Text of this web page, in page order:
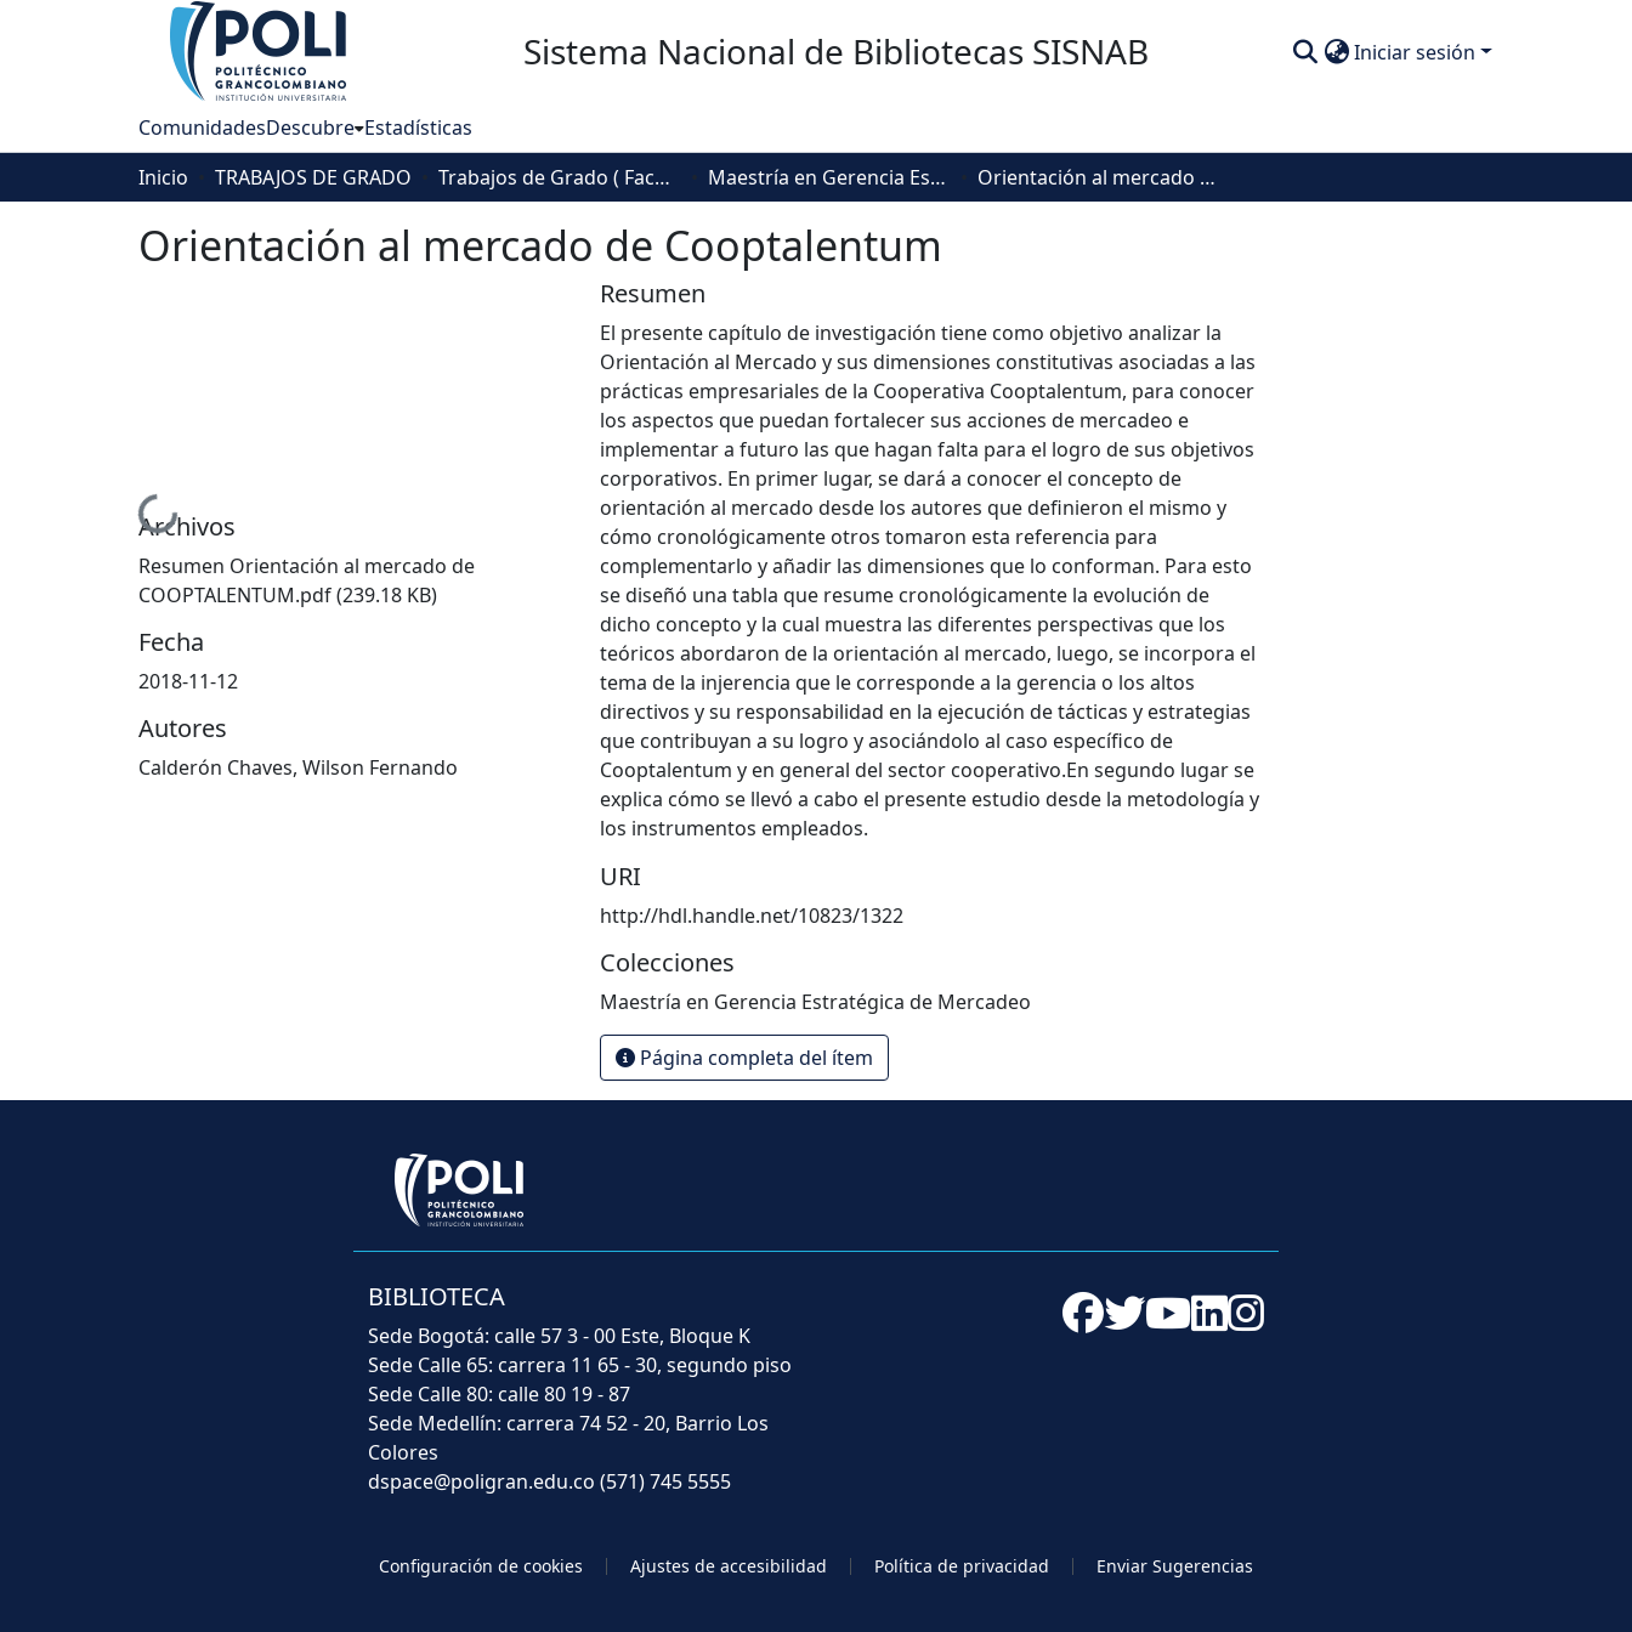
Sistema Nacional de Bibliotecas SISNAB Iniciar sesión
ComunidadesDescubre Estadísticas
Inicio
TRABAJOS DE GRADO Trabajos de Grado ( Facultad de Sociedad, Cultura y Creatividad) Maestría en Gerencia Estratégica de Mercadeo Orientación al mercado de Cooptalentum
Orientación al mercado de Cooptalentum
Cargando...
Archivos
Resumen Orientación al mercado de
COOPTALENTUM.pdf(239.18 KB)
Fecha
2018-11-12
Autores
Calderón Chaves, Wilson Fernando
Resumen
El presente capítulo de investigación tiene como objetivo analizar la
Orientación al Mercado y sus dimensiones constitutivas asociadas a las
prácticas empresariales de la Cooperativa Cooptalentum, para conocer
los aspectos que puedan fortalecer sus acciones de mercadeo e
implementar a futuro las que hagan falta para el logro de sus objetivos
corporativos. En primer lugar, se dará a conocer el concepto de
orientación al mercado desde los autores que definieron el mismo y
cómo cronológicamente otros tomaron esta referencia para
complementarlo y añadir las dimensiones que lo conforman. Para esto
se diseñó una tabla que resume cronológicamente la evolución de
dicho concepto y la cual muestra las diferentes perspectivas que los
teóricos abordaron de la orientación al mercado, luego, se incorpora el
tema de la injerencia que le corresponde a la gerencia o los altos
directivos y su responsabilidad en la ejecución de tácticas y estrategias
que contribuyan a su logro y asociándolo al caso específico de
Cooptalentum y en general del sector cooperativo.En segundo lugar se
explica cómo se llevó a cabo el presente estudio desde la metodología y
los instrumentos empleados.
URI
http://hdl.handle.net/10823/1322
Colecciones
Maestría en Gerencia Estratégica de Mercadeo
Página completa del ítem
BIBLIOTECA
Sede Bogotá: calle 57 3 - 00 Este, Bloque K
Sede Calle 65: carrera 11 65 - 30, segundo piso
Sede Calle 80: calle 80 19 - 87
Sede Medellín: carrera 74 52 - 20, Barrio Los
Colores
dspace@poligran.edu.co (571) 745 5555
Configuración de cookies Ajustes de accesibilidad Política de privacidad Enviar Sugerencias